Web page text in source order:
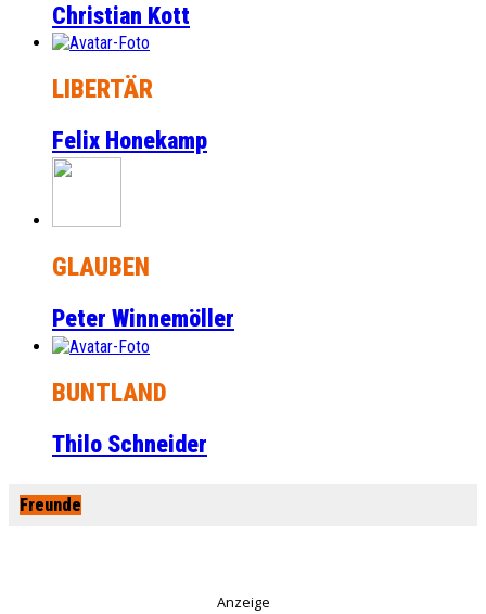
Christian Kott
LIBERTÄR
Felix Honekamp
GLAUBEN
Peter Winnemöller
BUNTLAND
Thilo Schneider
Freunde
Anzeige